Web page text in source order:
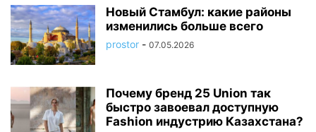
Новый Стамбул: какие районы
изменились больше всего
prostor - 07.05.2026
Почему бренд 25 Union так
быстро завоевал доступную
Fashion индустрию Казахстана?